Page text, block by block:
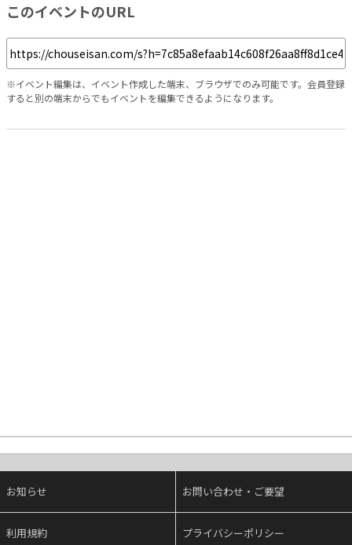
このイベントのURL
※イベント編集は、イベント作成した端末、ブラウザでのみ可能です。会員登録
すると別の端末からでもイベントを編集できるようになります。
お知らせ お問い合わせ・ご要望
利用規約 プライバシーポリシー